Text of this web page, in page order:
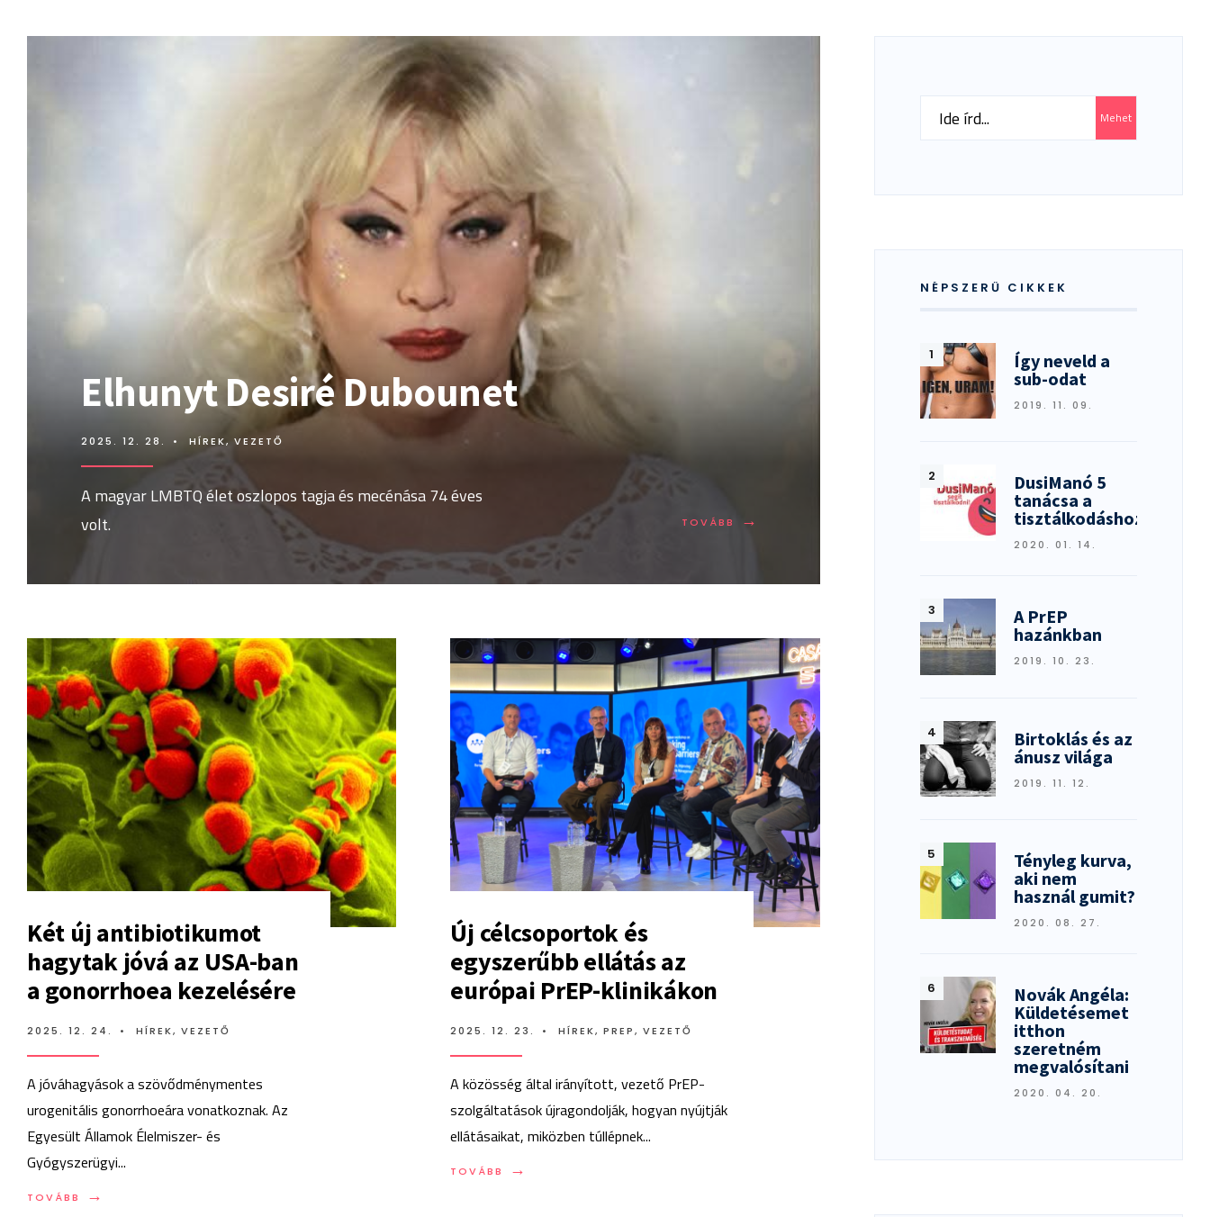
Elhunyt Desiré Dubounet
2025. 12. 28. • HÍREK, VEZETŐ
A magyar LMBTQ élet oszlopos tagja és mecénása 74 éves
volt.
TOVÁBB →
TOVÁBB:
Két új antibiotikumot
hagytak jóvá az USA-ban
a gonorrhoea kezelésére
2025. 12. 24. • HÍREK, VEZETŐ
A jóváhagyások a szövődménymentes
urogenitális gonorrhoeára vonatkoznak. Az
Egyesült Államok Élelmiszer- és
Gyógyszerügyi...
TOVÁBB →
TOVÁBB:
Új célcsoportok és
egyszerűbb ellátás az
európai PrEP-klinikákon
2025. 12. 23. • HÍREK,PREP,VEZETŐ
A közösség által irányított, vezető PrEP-
szolgáltatások újragondolják, hogyan nyújtják
ellátásaikat, miközben túllépnek...
TOVÁBB →
TOVÁBB:
Search
Mehet
NÉPSZERŰ CIKKEK
Így neveld a
sub-odat
2019. 11. 09.
DusiManó 5
tanácsa a
tisztálkodáshoz
2020. 01. 14.
A PrEP
hazánkban
2019. 10. 23.
Birtoklás és az
ánusz világa
2019. 11. 12.
Tényleg kurva,
aki nem
használ gumit?
2020. 08. 27.
Novák Angéla:
Küldetésemet
itthon
szeretném
megvalósítani
2020. 04. 20.